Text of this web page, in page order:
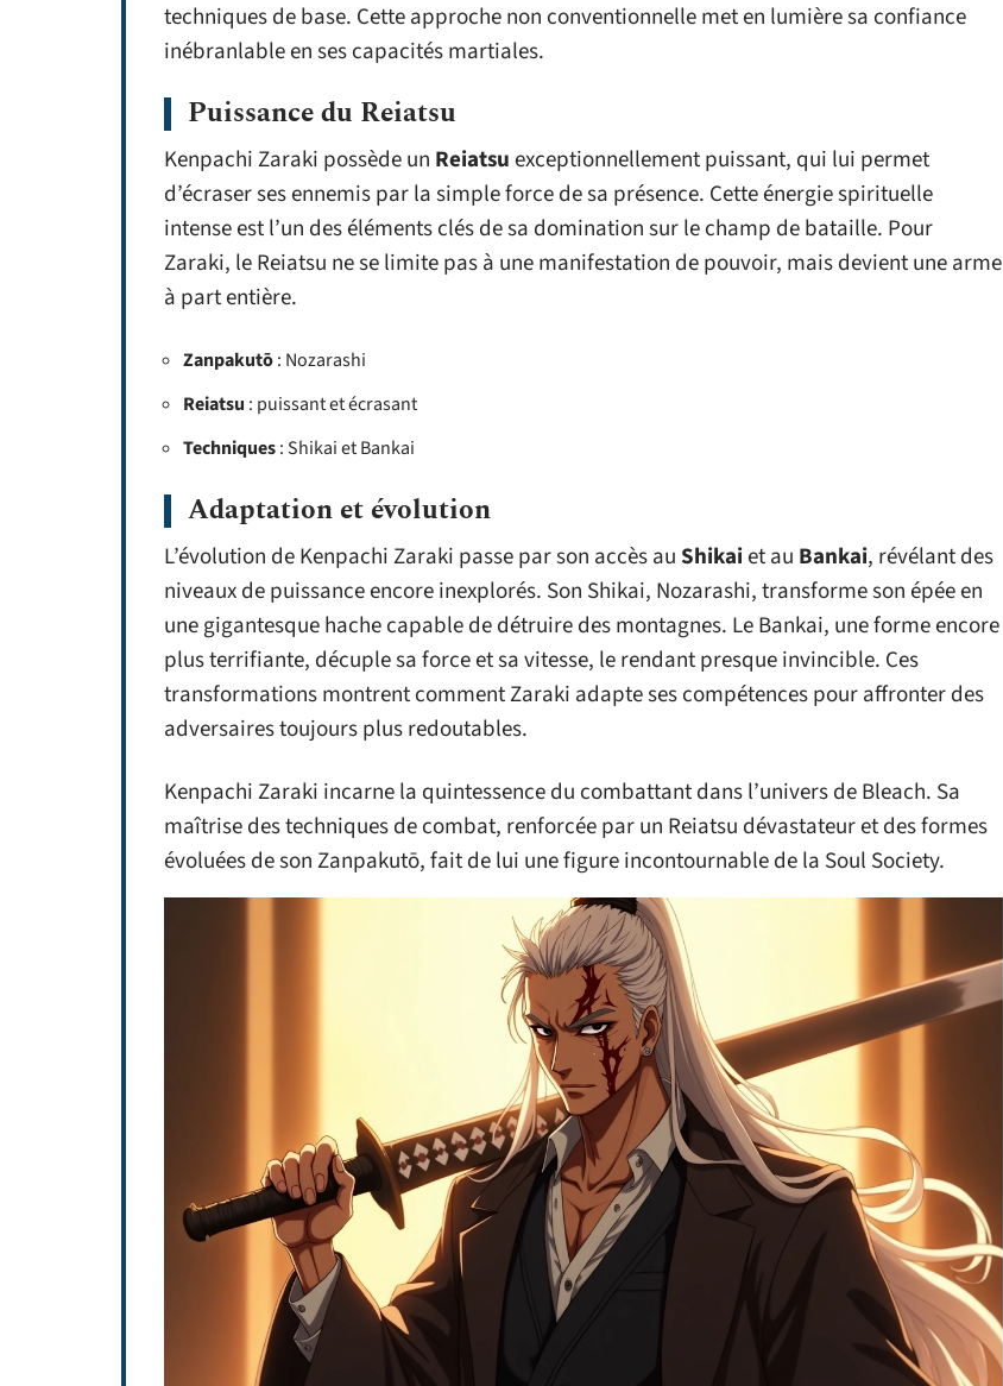
techniques de base. Cette approche non conventionnelle met en lumière sa confiance
inébranlable en ses capacités martiales.
Puissance du Reiatsu
Kenpachi Zaraki possède un Reiatsuexceptionnellement puissant, qui lui permet
d’écraser ses ennemis par la simple force de sa présence. Cette énergie spirituelle
intense est l’un des éléments clés de sa domination sur le champ de bataille. Pour
Zaraki, le Reiatsu ne se limite pas à une manifestation de pouvoir, mais devient une arme
à part entière.
Zanpakutō: Nozarashi
Reiatsu : puissant et écrasant
Techniques: Shikai et Bankai
Adaptation et évolution
L’évolution de Kenpachi Zaraki passe par son accès auShikaiet au Bankai, révélant des
niveaux de puissance encore inexplorés. Son Shikai, Nozarashi, transforme son épée en
une gigantesque hache capable de détruire des montagnes. Le Bankai, une forme encore
plus terrifiante, décuple sa force et sa vitesse, le rendant presque invincible. Ces
transformations montrent comment Zaraki adapte ses compétences pour affronter des
adversaires toujours plus redoutables.
Kenpachi Zaraki incarne la quintessence du combattant dans l’univers de Bleach. Sa
maîtrise des techniques de combat, renforcée par un Reiatsu dévastateur et des formes
évoluées de son Zanpakutō, fait de lui une figure incontournable de la Soul Society.